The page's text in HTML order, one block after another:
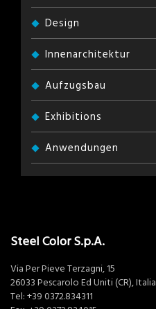
Design
Innenarchitektur
Aufzugsbau
Exhibitions
Anwendungen
Steel Color S.p.A.
Via Per Pieve Terzagni, 15
26033 Pescarolo Ed Uniti (CR), Italia
Tel: +39 0372.834311